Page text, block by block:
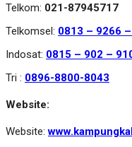
Telkom: 021-87945717
Telkomsel: 0813 – 9266
Indosat: 0815 – 902 –
Tri : 0896-8800-8043
Website:
Website: